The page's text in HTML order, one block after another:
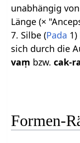
unabhängig
Länge (×
7. Silbe (Pada
sich durch die
vaṃ bzw.cak-
Formen-